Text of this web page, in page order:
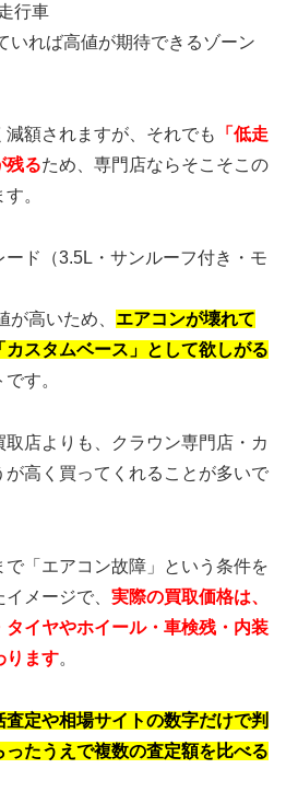
行車
れば高値が期待できるゾーン
額されますが、それでも
「低走
残るため、専門店ならそこそこの
。
ード（3.5L・サンルーフ付き・モ
高いため、 エアコンが壊れて
スタムベース」として欲しがる
す。
店よりも、クラウン専門店・カ
が高く買ってくれることが多いで
で「エアコン故障」という条件を
メージで、 実際の買取価格は、
イヤやホイール・車検残・内装
ります。
査定や相場サイトの数字だけで判
たうえで複数の査定額を比べる